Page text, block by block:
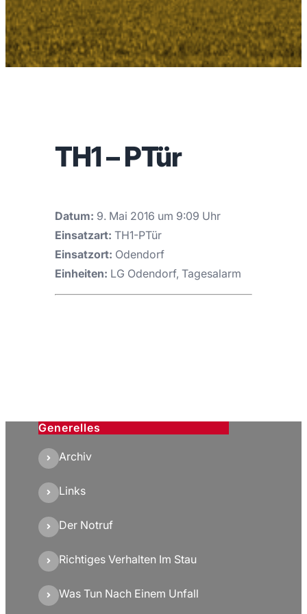
TH1 – PTür
Datum: 9. Mai 2016 um 9:09 Uhr
Einsatzart: TH1-PTür
Einsatzort: Odendorf
Einheiten: LG Odendorf, Tagesalarm
Generelles
Archiv
Links
Der Notruf
Richtiges Verhalten Im Stau
Was Tun Nach Einem Unfall